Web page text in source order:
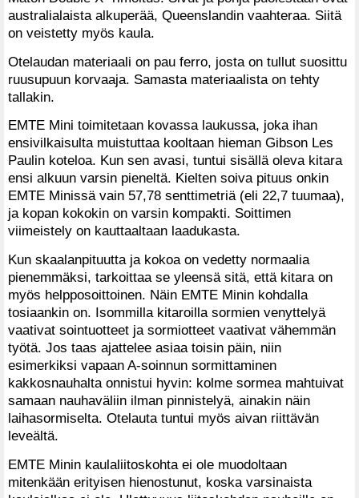
australialaista alkuperää, Queenslandin vaahteraa. Siitä
on veistetty myös kaula.
Otelaudan materiaali on pau ferro, josta on tullut suosittu
ruusupuun korvaaja. Samasta materiaalista on tehty
tallakin.
EMTE Mini toimitetaan kovassa laukussa, joka ihan
ensivilkaisulta muistuttaa kooltaan hieman Gibson Les
Paulin koteloa. Kun sen avasi, tuntui sisällä oleva kitara
ensi alkuun varsin pieneltä. Kielten soiva pituus onkin
EMTE Minissä vain 57,78 senttimetriä (eli 22,7 tuumaa),
ja kopan kokokin on varsin kompakti. Soittimen
viimeistely on kauttaaltaan laadukasta.
Kun skaalanpituutta ja kokoa on vedetty normaalia
pienemmäksi, tarkoittaa se yleensä sitä, että kitara on
myös helpposoittoinen. Näin EMTE Minin kohdalla
tosiaankin on. Isommilla kitaroilla sormien venyttelyä
vaativat sointuotteet ja sormiotteet vaativat vähemmän
työtä. Jos taas ajattelee asiaa toisin päin, niin
esimerkiksi vapaan A-soinnun sormittaminen
kakkosnauhalta onnistui hyvin: kolme sormea mahtuivat
samaan nauhaväliin ilman pinnistelyä, ainakin näin
laihasormiselta. Otelauta tuntui myös aivan riittävän
leveältä.
EMTE Minin kaulaliitoskohta ei ole muodoltaan
mitenkään erityisen hienostunut, koska varsinaista